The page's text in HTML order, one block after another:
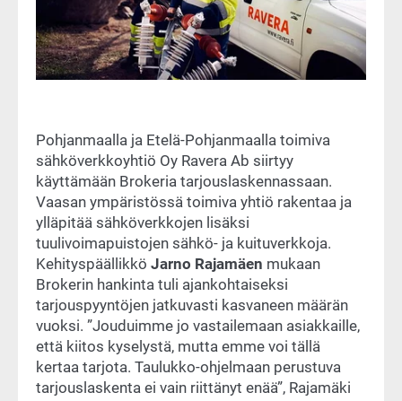
Pohjanmaalla ja Etelä-Pohjanmaalla toimiva
sähköverkkoyhtiö Oy Ravera Ab siirtyy
käyttämään Brokeria tarjouslaskennassaan.
Vaasan ympäristössä toimiva yhtiö rakentaa ja
ylläpitää sähköverkkojen lisäksi
tuulivoimapuistojen sähkö- ja kuituverkkoja.
Kehityspäällikkö Jarno Rajamäen mukaan
Brokerin hankinta tuli ajankohtaiseksi
tarjouspyyntöjen jatkuvasti kasvaneen määrän
vuoksi. ”Jouduimme jo vastailemaan asiakkaille,
että kiitos kyselystä, mutta emme voi tällä
kertaa tarjota. Taulukko-ohjelmaan perustuva
tarjouslaskenta ei vain riittänyt enää”, Rajamäki